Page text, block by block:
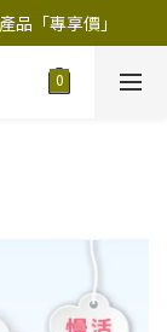
品「​專享價」
品「​專享價」
件9折